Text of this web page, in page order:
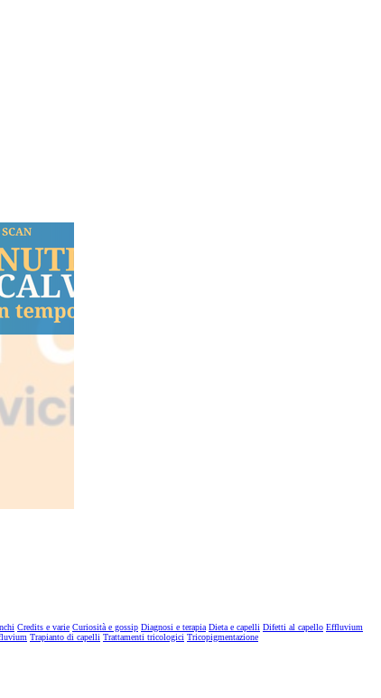
Credits e varie Curiosità e gossip Diagnosi e terapia Dieta e capelli Difetti al capello Effluvium
Trapianto di capelli Trattamenti tricologici Tricopigmentazione